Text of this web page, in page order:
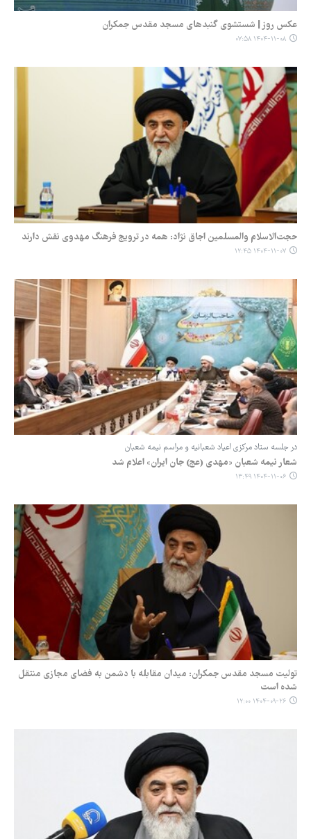
عکس روز | شستشوی گنبدهای مسجد مقدس جمکران
۱۴۰۴-۱۱-۰۸ ۰۷:۵۸
حجت‌الاسلام والمسلمین اجاق نژاد: همه در ترویج فرهنگ مهدوی نقش دارند
۱۴۰۴-۱۱-۰۷ ۱۲:۴۵
در جلسه ستاد مرکزی اعیاد شعبانیه و مراسم نیمه شعبان
شعار نیمه شعبان «مهدی (عج) جان ایران» اعلام شد
۱۴۰۴-۱۱-۰۶ ۱۳:۴۹
تولیت مسجد مقدس جمکران: میدان مقابله با دشمن به فضای مجازی منتقل
شده است
۱۴۰۴-۰۹-۲۶ ۱۲:۰۰